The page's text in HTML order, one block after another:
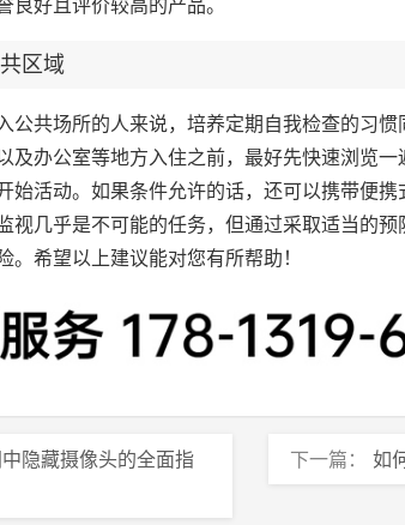
区域
公共场所的人来说，培养定期自我检查的习
及办公室等地方入住之前，最好先快速浏览
始活动。如果条件允许的话，还可以携带便携
视几乎是不可能的任务，但通过采取适当的
。希望以上建议能对您有所帮助！
隐藏摄像头的全面指
下一篇： 如